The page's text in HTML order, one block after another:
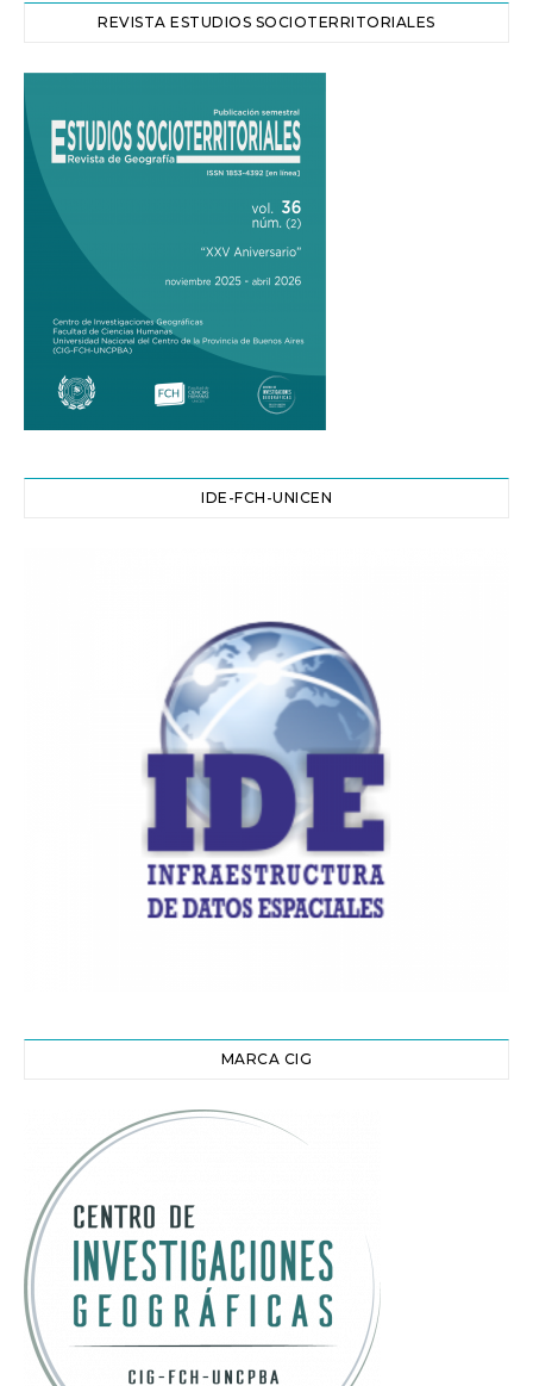
REVISTA ESTUDIOS SOCIOTERRITORIALES
IDE-FCH-UNICEN
MARCA CIG